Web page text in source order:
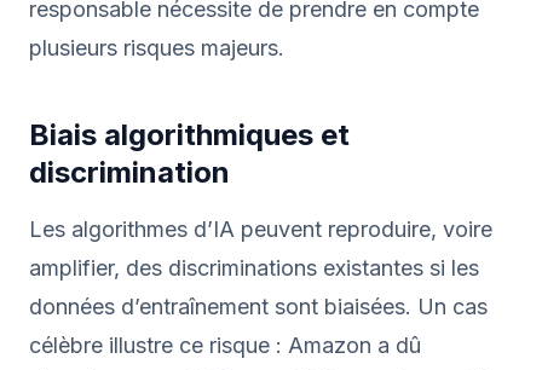
responsable nécessite de prendre en compte
plusieurs risques majeurs.
Biais algorithmiques et
discrimination
Les algorithmes d’IA peuvent reproduire, voire
amplifier, des discriminations existantes si les
données d’entraînement sont biaisées. Un cas
célèbre illustre ce risque : Amazon a dû